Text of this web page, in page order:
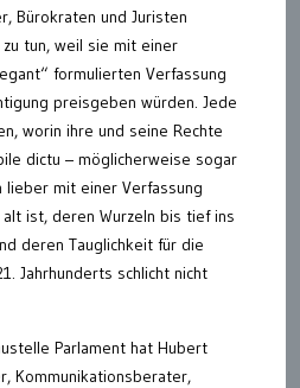
Bürokraten und Juristen
tun, weil sie mit einer
formulierten Verfassung
preisgeben würden. Jede
worin ihre und seine Rechte
dictu – möglicherweise sogar
lieber mit einer Verfassung
ist, deren Wurzeln bis tief ins
deren Tauglichkeit für die
Jahrhunderts schlicht nicht
Parlament hat Hubert
Kommunikationsberater,